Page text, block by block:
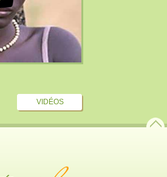
VIDÉOS